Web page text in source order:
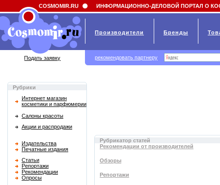
Field 'news_title' doesn't have a default value
Рубрики
Интернет магазин
косметики и парфюмерии
Салоны красоты
Акции и распродажи
Издательства
Печатные издания
Статьи
Репортажи
Рекомендации
Опросы
Рубрикатор статей
Рекомендации от производителей
Обзоры
Репортажи
COSMOMIR.RU ИНФОРМАЦИОННО-ДЕЛОВОЙ ПОРТАЛ О
Производители Бренды
Подать заявку рекомендовать партнеру